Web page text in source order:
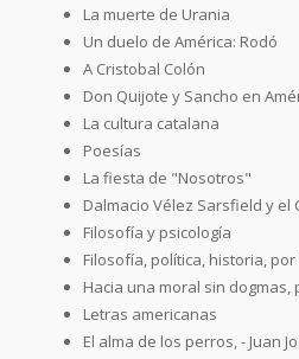
La muerte de Urania
Un duelo de América: Rodó
A Cristobal Colón
Don Quijote y Sancho en
La cultura catalana
Poesías
La fiesta de "Nosotros"
Dalmacio Vélez Sarsfield y el
Filosofía y psicología
Filosofía, política, historia,
Hacia una moral sin dogmas,
Letras americanas
El alma de los perros, - Juan